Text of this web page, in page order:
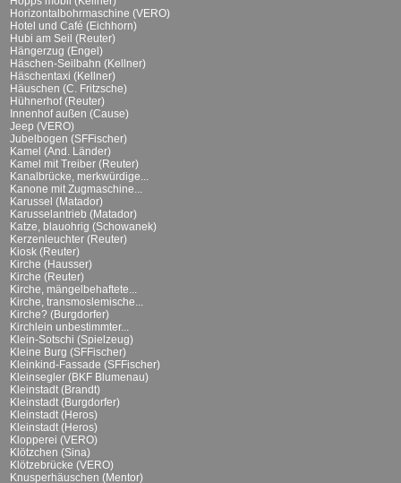
Horizontalbohrmaschine (VERO)
Hotel und Café (Eichhorn)
Hubi am Seil (Reuter)
Hängerzug (Engel)
Häschen-Seilbahn (Kellner)
Häschentaxi (Kellner)
Häuschen (C. Fritzsche)
Hühnerhof (Reuter)
Innenhof außen (Cause)
Jeep (VERO)
Jubelbogen (SFFischer)
Kamel (And. Länder)
Kamel mit Treiber (Reuter)
Kanalbrücke, merkwürdige...
Kanone mit Zugmaschine...
Karussel (Matador)
Karusselantrieb (Matador)
Katze, blauohrig (Schowanek)
Kerzenleuchter (Reuter)
Kiosk (Reuter)
Kirche (Hausser)
Kirche (Reuter)
Kirche, mängelbehaftete...
Kirche, transmoslemische...
Kirche? (Burgdorfer)
Kirchlein unbestimmter...
Klein-Sotschi (Spielzeug)
Kleine Burg (SFFischer)
Kleinkind-Fassade (SFFischer)
Kleinsegler (BKF Blumenau)
Kleinstadt (Brandt)
Kleinstadt (Burgdorfer)
Kleinstadt (Heros)
Kleinstadt (Heros)
Klopperei (VERO)
Klötzchen (Sina)
Klötzebrücke (VERO)
Knusperhäuschen (Mentor)